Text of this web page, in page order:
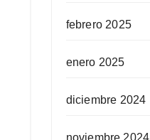
febrero 2025
enero 2025
diciembre 2024
noviembre 2024